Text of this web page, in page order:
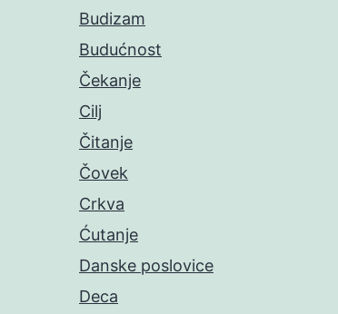
Budizam
Budućnost
Čekanje
Cilj
Čitanje
Čovek
Crkva
Ćutanje
Danske poslovice
Deca